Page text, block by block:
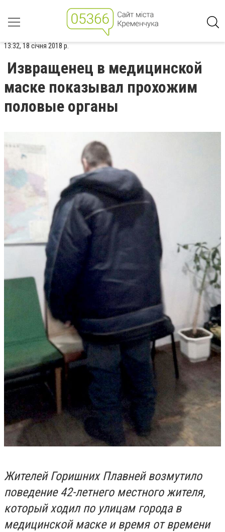
13:32, 18 січня 2018 р.
Извращенец в медицинской
маске показывал прохожим
половые органы
Жителей Горишних Плавней возмутило
поведение 42-летнего местного жителя,
который ходил по улицам города в
медицинской маске и время от времени